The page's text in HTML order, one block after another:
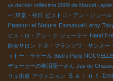
un dernier millésime 2009 de Marcel
ー 東京・神田 ビストロ・アン・ジュール
Passion et Nature Emmanuel Leroy
ビストロ・アン・ク ジェーテー Henri
飲会サロン ドヌ・フランソワ・サンメー
ャトー・ラゲール Bistro Paris
デューサーの柳沼憲一さん Jus de
リュ街道 アヴィニョン Ｓａｉｎｔ-